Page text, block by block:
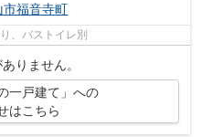
市福音寺町
、バストイレ別
りません。
一戸建て」への
はこちら